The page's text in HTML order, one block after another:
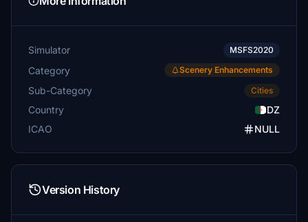
Simulator MSFS2020
Category Scenery Enhancements
Sub-Category Cities
Country
DZ
ICAO
NULL
Version History